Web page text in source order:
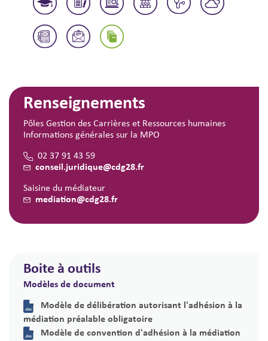
Renseignements
Pôles Gestion des Carrières et Ressources humaines
Informations générales sur la MPO
02 37 91 43 59
conseil.juridique@cdg28.fr
Saisine du médiateur
mediation@cdg28.fr
Boite à outils
Modèles de document
Modèle de délibération autorisant l'adhésion à la
médiation préalable obligatoire
Modèle de convention d'adhésion à la médiation